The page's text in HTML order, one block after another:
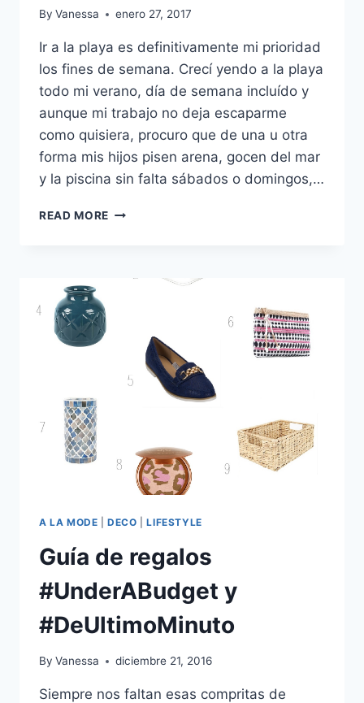
By Vanessa enero 27, 2017
Ir a la playa es definitivamente mi prioridad
los fines de semana. Crecí yendo a la playa
todo mi verano, día de semana incluído y
aunque mi trabajo no deja escaparme
como quisiera, procuro que de una u otra
forma mis hijos pisen arena, gocen del mar
y la piscina sin falta sábados o domingos,…
READ MORE GUÍA
NIÑOS
A LA MODE |DECO |LIFESTYLE
Guía de regalos
#UnderABudget y
#DeUltimoMinuto
By Vanessa diciembre 21, 2016
Siempre nos faltan esas compritas de